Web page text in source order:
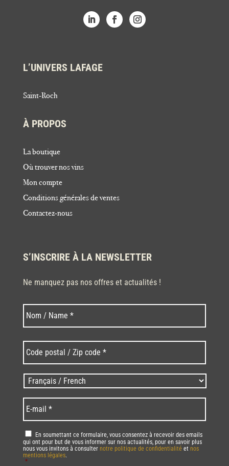
L’UNIVERS LAFAGE
Saint-Roch
À PROPOS
La boutique
Où trouver nos vins
Mon compte
Conditions générales de ventes
Contactez-nous
S’INSCRIRE À LA NEWSLETTER
Ne manquez pas nos offres et actualités !
Nom * Nom
postal
/
Zip
code
* *
Langues
/
Language *
mail *
RGPD *
En soumettant ce formulaire, vous consentez à recevoir des emails
qui ont pour but de vous informer sur nos actualités, pour en savoir plus
nous vous invitons à consulter notre politique de confidentialité et nos
mentions légales.
*